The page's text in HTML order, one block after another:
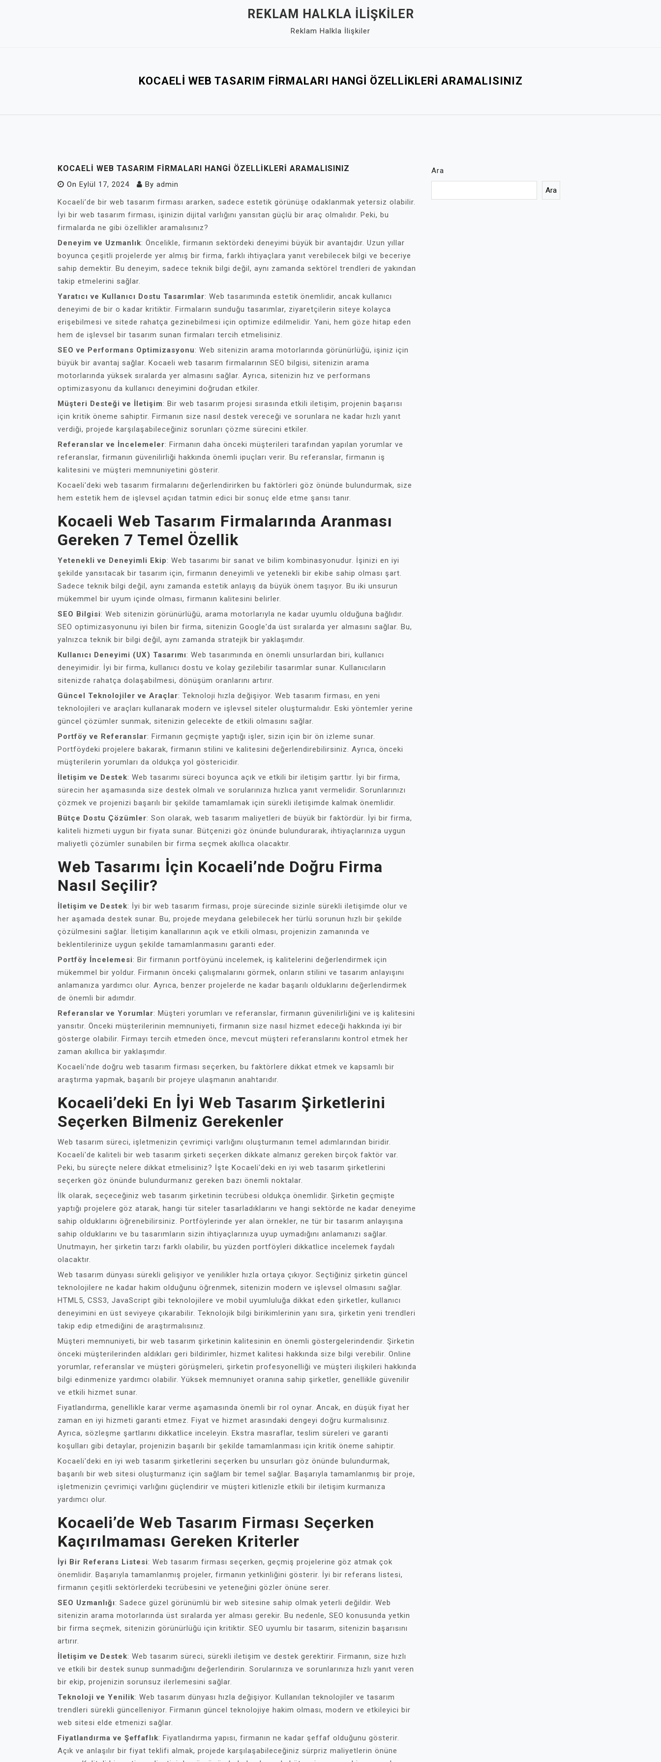
REKLAM HALKLA İLIŞKILER
Reklam Halkla İlişkiler
KOCAELI WEB TASARIM FIRMALARI HANGI ÖZELLIKLERI ARAMALISINIZ
KOCAELI WEB TASARIM FIRMALARI HANGI ÖZELLIKLERI ARAMALISINIZ
On Eylül 17, 2024 By admin
Kocaeli’de bir web tasarım firması ararken, sadece estetik görünüşe odaklanmak yetersiz olabilir.
İyi bir web tasarım firması, işinizin dijital varlığını yansıtan güçlü bir araç olmalıdır. Peki, bu
firmalarda ne gibi özellikler aramalısınız?
Deneyim ve Uzmanlık: Öncelikle, firmanın sektördeki deneyimi büyük bir avantajdır. Uzun yıllar
boyunca çeşitli projelerde yer almış bir firma, farklı ihtiyaçlara yanıt verebilecek bilgi ve beceriye
sahip demektir. Bu deneyim, sadece teknik bilgi değil, aynı zamanda sektörel trendleri de yakından
takip etmelerini sağlar.
Yaratıcı ve Kullanıcı Dostu Tasarımlar: Web tasarımında estetik önemlidir, ancak kullanıcı
deneyimi de bir o kadar kritiktir. Firmaların sunduğu tasarımlar, ziyaretçilerin siteye kolayca
erişebilmesi ve sitede rahatça gezinebilmesi için optimize edilmelidir. Yani, hem göze hitap eden
hem de işlevsel bir tasarım sunan firmaları tercih etmelisiniz.
SEO ve Performans Optimizasyonu: Web sitenizin arama motorlarında görünürlüğü, işiniz için
büyük bir avantaj sağlar. Kocaeli web tasarım firmalarının SEO bilgisi, sitenizin arama
motorlarında yüksek sıralarda yer almasını sağlar. Ayrıca, sitenizin hız ve performans
optimizasyonu da kullanıcı deneyimini doğrudan etkiler.
Müşteri Desteği ve İletişim: Bir web tasarım projesi sırasında etkili iletişim, projenin başarısı
için kritik öneme sahiptir. Firmanın size nasıl destek vereceği ve sorunlara ne kadar hızlı yanıt
verdiği, projede karşılaşabileceğiniz sorunları çözme sürecini etkiler.
Referanslar ve İncelemeler: Firmanın daha önceki müşterileri tarafından yapılan yorumlar ve
referanslar, firmanın güvenilirliği hakkında önemli ipuçları verir. Bu referanslar, firmanın iş
kalitesini ve müşteri memnuniyetini gösterir.
Kocaeli'deki web tasarım firmalarını değerlendirirken bu faktörleri göz önünde bulundurmak, size
hem estetik hem de işlevsel açıdan tatmin edici bir sonuç elde etme şansı tanır.
Kocaeli Web Tasarım Firmalarında Aranması
Gereken 7 Temel Özellik
Yetenekli ve Deneyimli Ekip: Web tasarımı bir sanat ve bilim kombinasyonudur. İşinizi en iyi
şekilde yansıtacak bir tasarım için, firmanın deneyimli ve yetenekli bir ekibe sahip olması şart.
Sadece teknik bilgi değil, aynı zamanda estetik anlayış da büyük önem taşıyor. Bu iki unsurun
mükemmel bir uyum içinde olması, firmanın kalitesini belirler.
SEO Bilgisi: Web sitenizin görünürlüğü, arama motorlarıyla ne kadar uyumlu olduğuna bağlıdır.
SEO optimizasyonunu iyi bilen bir firma, sitenizin Google'da üst sıralarda yer almasını sağlar. Bu,
yalnızca teknik bir bilgi değil, aynı zamanda stratejik bir yaklaşımdır.
Kullanıcı Deneyimi (UX) Tasarımı: Web tasarımında en önemli unsurlardan biri, kullanıcı
deneyimidir. İyi bir firma, kullanıcı dostu ve kolay gezilebilir tasarımlar sunar. Kullanıcıların
sitenizde rahatça dolaşabilmesi, dönüşüm oranlarını artırır.
Güncel Teknolojiler ve Araçlar: Teknoloji hızla değişiyor. Web tasarım firması, en yeni
teknolojileri ve araçları kullanarak modern ve işlevsel siteler oluşturmalıdır. Eski yöntemler yerine
güncel çözümler sunmak, sitenizin gelecekte de etkili olmasını sağlar.
Portföy ve Referanslar: Firmanın geçmişte yaptığı işler, sizin için bir ön izleme sunar.
Portföydeki projelere bakarak, firmanın stilini ve kalitesini değerlendirebilirsiniz. Ayrıca, önceki
müşterilerin yorumları da oldukça yol göstericidir.
İletişim ve Destek: Web tasarımı süreci boyunca açık ve etkili bir iletişim şarttır. İyi bir firma,
sürecin her aşamasında size destek olmalı ve sorularınıza hızlıca yanıt vermelidir. Sorunlarınızı
çözmek ve projenizi başarılı bir şekilde tamamlamak için sürekli iletişimde kalmak önemlidir.
Bütçe Dostu Çözümler: Son olarak, web tasarım maliyetleri de büyük bir faktördür. İyi bir firma,
kaliteli hizmeti uygun bir fiyata sunar. Bütçenizi göz önünde bulundurarak, ihtiyaçlarınıza uygun
maliyetli çözümler sunabilen bir firma seçmek akıllıca olacaktır.
Web Tasarımı İçin Kocaeli’nde Doğru Firma
Nasıl Seçilir?
İletişim ve Destek: İyi bir web tasarım firması, proje sürecinde sizinle sürekli iletişimde olur ve
her aşamada destek sunar. Bu, projede meydana gelebilecek her türlü sorunun hızlı bir şekilde
çözülmesini sağlar. İletişim kanallarının açık ve etkili olması, projenizin zamanında ve
beklentilerinize uygun şekilde tamamlanmasını garanti eder.
Portföy İncelemesi: Bir firmanın portföyünü incelemek, iş kalitelerini değerlendirmek için
mükemmel bir yoldur. Firmanın önceki çalışmalarını görmek, onların stilini ve tasarım anlayışını
anlamanıza yardımcı olur. Ayrıca, benzer projelerde ne kadar başarılı olduklarını değerlendirmek
de önemli bir adımdır.
Referanslar ve Yorumlar: Müşteri yorumları ve referanslar, firmanın güvenilirliğini ve iş kalitesini
yansıtır. Önceki müşterilerinin memnuniyeti, firmanın size nasıl hizmet edeceği hakkında iyi bir
gösterge olabilir. Firmayı tercih etmeden önce, mevcut müşteri referanslarını kontrol etmek her
zaman akıllıca bir yaklaşımdır.
Kocaeli'nde doğru web tasarım firması seçerken, bu faktörlere dikkat etmek ve kapsamlı bir
araştırma yapmak, başarılı bir projeye ulaşmanın anahtarıdır.
Kocaeli’deki En İyi Web Tasarım Şirketlerini
Seçerken Bilmeniz Gerekenler
Web tasarım süreci, işletmenizin çevrimiçi varlığını oluşturmanın temel adımlarından biridir.
Kocaeli'de kaliteli bir web tasarım şirketi seçerken dikkate almanız gereken birçok faktör var.
Peki, bu süreçte nelere dikkat etmelisiniz? İşte Kocaeli'deki en iyi web tasarım şirketlerini
seçerken göz önünde bulundurmanız gereken bazı önemli noktalar.
İlk olarak, seçeceğiniz web tasarım şirketinin tecrübesi oldukça önemlidir. Şirketin geçmişte
yaptığı projelere göz atarak, hangi tür siteler tasarladıklarını ve hangi sektörde ne kadar deneyime
sahip olduklarını öğrenebilirsiniz. Portföylerinde yer alan örnekler, ne tür bir tasarım anlayışına
sahip olduklarını ve bu tasarımların sizin ihtiyaçlarınıza uyup uymadığını anlamanızı sağlar.
Unutmayın, her şirketin tarzı farklı olabilir, bu yüzden portföyleri dikkatlice incelemek faydalı
olacaktır.
Web tasarım dünyası sürekli gelişiyor ve yenilikler hızla ortaya çıkıyor. Seçtiğiniz şirketin güncel
teknolojilere ne kadar hakim olduğunu öğrenmek, sitenizin modern ve işlevsel olmasını sağlar.
HTML5, CSS3, JavaScript gibi teknolojilere ve mobil uyumluluğa dikkat eden şirketler, kullanıcı
deneyimini en üst seviyeye çıkarabilir. Teknolojik bilgi birikimlerinin yanı sıra, şirketin yeni trendleri
takip edip etmediğini de araştırmalısınız.
Müşteri memnuniyeti, bir web tasarım şirketinin kalitesinin en önemli göstergelerindendir. Şirketin
önceki müşterilerinden aldıkları geri bildirimler, hizmet kalitesi hakkında size bilgi verebilir. Online
yorumlar, referanslar ve müşteri görüşmeleri, şirketin profesyonelliği ve müşteri ilişkileri hakkında
bilgi edinmenize yardımcı olabilir. Yüksek memnuniyet oranına sahip şirketler, genellikle güvenilir
ve etkili hizmet sunar.
Fiyatlandırma, genellikle karar verme aşamasında önemli bir rol oynar. Ancak, en düşük fiyat her
zaman en iyi hizmeti garanti etmez. Fiyat ve hizmet arasındaki dengeyi doğru kurmalısınız.
Ayrıca, sözleşme şartlarını dikkatlice inceleyin. Ekstra masraflar, teslim süreleri ve garanti
koşulları gibi detaylar, projenizin başarılı bir şekilde tamamlanması için kritik öneme sahiptir.
Kocaeli'deki en iyi web tasarım şirketlerini seçerken bu unsurları göz önünde bulundurmak,
başarılı bir web sitesi oluşturmanız için sağlam bir temel sağlar. Başarıyla tamamlanmış bir proje,
işletmenizin çevrimiçi varlığını güçlendirir ve müşteri kitlenizle etkili bir iletişim kurmanıza
yardımcı olur.
Kocaeli’de Web Tasarım Firması Seçerken
Kaçırılmaması Gereken Kriterler
İyi Bir Referans Listesi: Web tasarım firması seçerken, geçmiş projelerine göz atmak çok
önemlidir. Başarıyla tamamlanmış projeler, firmanın yetkinliğini gösterir. İyi bir referans listesi,
firmanın çeşitli sektörlerdeki tecrübesini ve yeteneğini gözler önüne serer.
SEO Uzmanlığı: Sadece güzel görünümlü bir web sitesine sahip olmak yeterli değildir. Web
sitenizin arama motorlarında üst sıralarda yer alması gerekir. Bu nedenle, SEO konusunda yetkin
bir firma seçmek, sitenizin görünürlüğü için kritiktir. SEO uyumlu bir tasarım, sitenizin başarısını
artırır.
İletişim ve Destek: Web tasarım süreci, sürekli iletişim ve destek gerektirir. Firmanın, size hızlı
ve etkili bir destek sunup sunmadığını değerlendirin. Sorularınıza ve sorunlarınıza hızlı yanıt veren
bir ekip, projenizin sorunsuz ilerlemesini sağlar.
Teknoloji ve Yenilik: Web tasarım dünyası hızla değişiyor. Kullanılan teknolojiler ve tasarım
trendleri sürekli güncelleniyor. Firmanın güncel teknolojiye hakim olması, modern ve etkileyici bir
web sitesi elde etmenizi sağlar.
Fiyatlandırma ve Şeffaflık: Fiyatlandırma yapısı, firmanın ne kadar şeffaf olduğunu gösterir.
Açık ve anlaşılır bir fiyat teklifi almak, projede karşılaşabileceğiniz sürpriz maliyetlerin önüne
Ara
Ara